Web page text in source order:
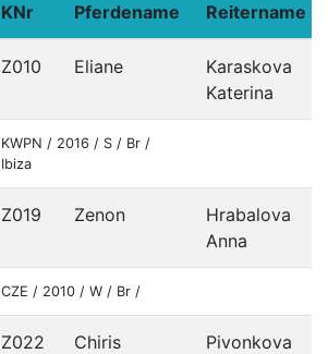
KNr Pferdename Reitername
Z010 Eliane
Karaskova
Katerina
KWPN / 2016 / S / Br /
Ibiza
Z019 Zenon
Hrabalova
Anna
CZE / 2010 / W / Br /
Z022 Chiris
Pivonkova